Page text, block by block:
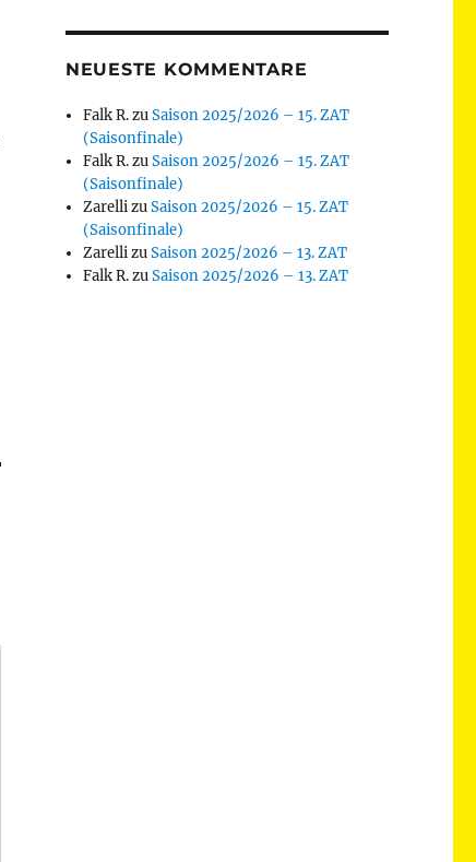
NEUESTE KOMMENTARE
Falk R.zuSaison 2025/2026 – 15. ZAT
(Saisonfinale)
Falk R.zuSaison 2025/2026 – 15. ZAT
(Saisonfinale)
ZarellizuSaison 2025/2026 – 15. ZAT
(Saisonfinale)
ZarellizuSaison 2025/2026 – 13. ZAT
Falk R.zuSaison 2025/2026 – 13. ZAT